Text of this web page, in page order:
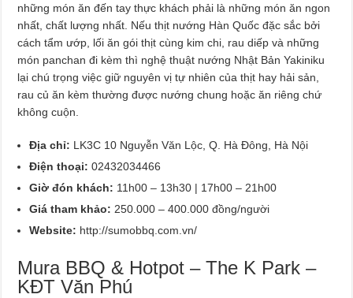
những món ăn đến tay thực khách phải là những món ăn ngon
nhất, chất lượng nhất. Nếu thịt nướng Hàn Quốc đặc sắc bởi
cách tẩm ướp, lối ăn gói thịt cùng kim chi, rau diếp và những
món panchan đi kèm thì nghệ thuật nướng Nhật Bản Yakiniku
lại chú trọng việc giữ nguyên vị tự nhiên của thịt hay hải sản,
rau củ ăn kèm thường được nướng chung hoặc ăn riêng chứ
không cuộn.
Địa chỉ: LK3C 10 Nguyễn Văn Lộc, Q. Hà Đông, Hà Nội
Điện thoại:02432034466
Giờ đón khách: 11h00 – 13h30 | 17h00 – 21h00
Giá tham khảo: 250.000 – 400.000 đồng/người
Website: http://sumobbq.com.vn/
Mura BBQ & Hotpot – The K Park –
KĐT Văn Phú